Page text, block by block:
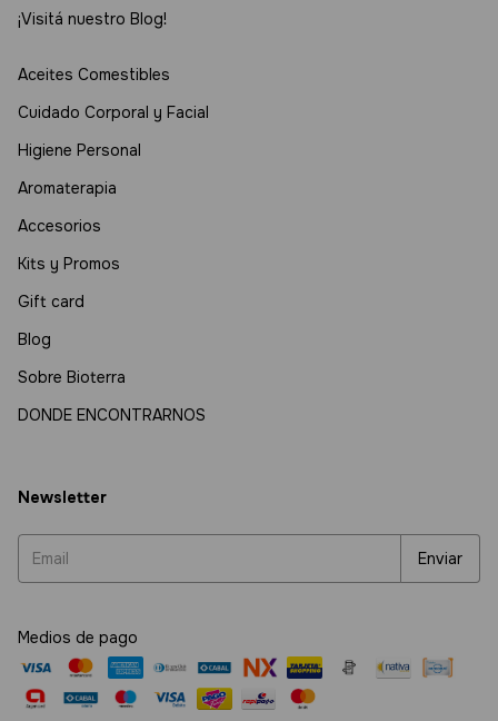
¡Visitá nuestro Blog!
Aceites Comestibles
Cuidado Corporal y Facial
Higiene Personal
Aromaterapia
Accesorios
Kits y Promos
Gift card
Blog
Sobre Bioterra
DONDE ENCONTRARNOS
Newsletter
Medios de pago